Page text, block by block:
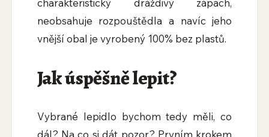
charakteristický dráždivý zápach,
neobsahuje rozpouštědla a navíc jeho
vnější obal je vyrobený 100% bez plastů.
Jak úspěšně lepit?
Vybrané lepidlo bychom tedy měli, co